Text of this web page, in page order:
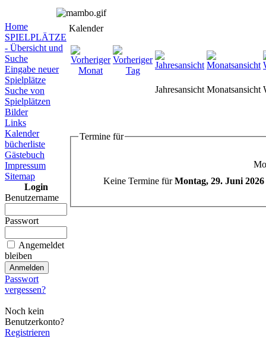
Home
SPIELPLÄTZE
- Übersicht und
Suche
Eingabe neuer
Spielplätze
Suche von
Spielplätzen
Bilder
Links
Kalender
bücherliste
Gästebuch
Impressum
Sitemap
Login
Benutzername
Passwort
Angemeldet
bleiben
Passwort
vergessen?
Noch kein
Benutzerkonto?
Registrieren
Kalender
Jahresansicht Monatsansicht
Termine für
Keine Termine fürMontag, 29. Juni 2026